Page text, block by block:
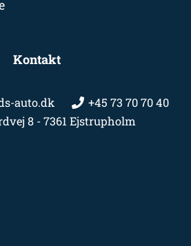
Kontakt
auto.dk
+45 73 70 70 40
8 - 7361 Ejstrupholm